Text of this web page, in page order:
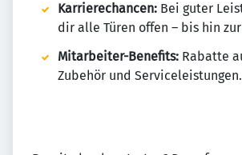
Karrierechancen: Bei guter
dir alle Türen offen – bis hin
Mitarbeiter-Benefits: Rabatte
Zubehör und Serviceleistungen.